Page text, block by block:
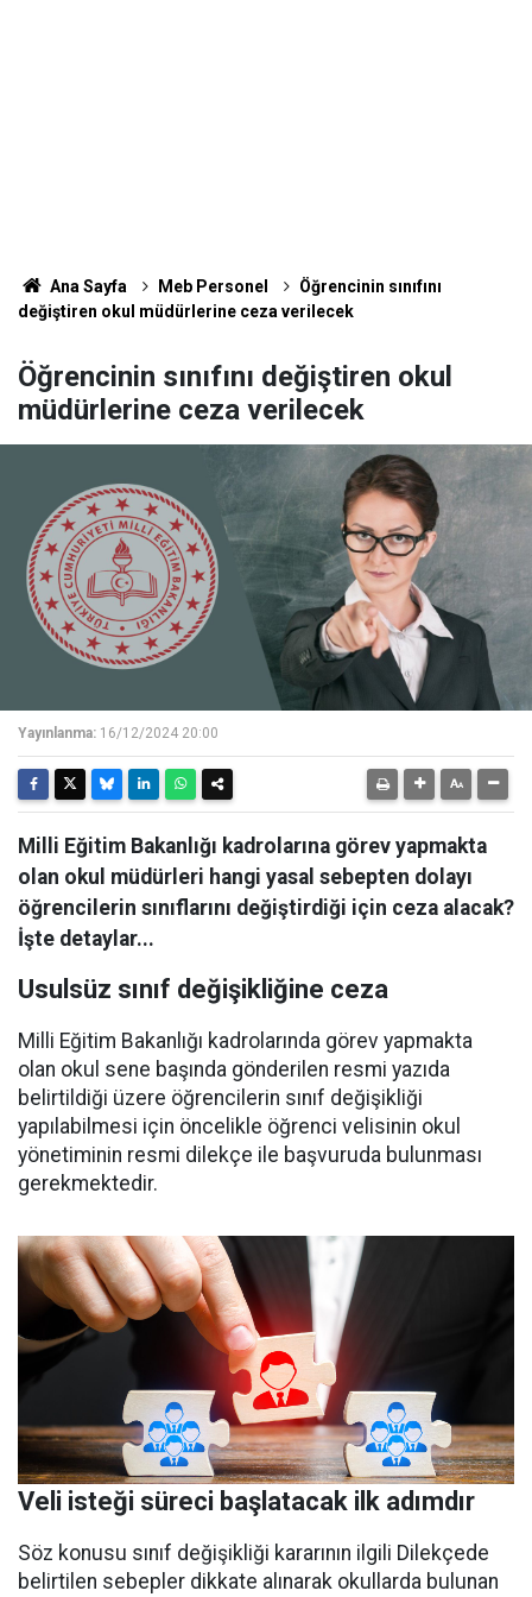
Ana Sayfa Meb Personel
Öğrencinin sınıfını
değiştiren okul müdürlerine ceza verilecek
Öğrencinin sınıfını değiştiren okul
müdürlerine ceza verilecek
Yayınlanma: 16/12/2024 20:00
Milli Eğitim Bakanlığı kadrolarına görev yapmakta
olan okul müdürleri hangi yasal sebepten dolayı
öğrencilerin sınıflarını değiştirdiği için ceza alacak?
İşte detaylar...
Usulsüz sınıf değişikliğine ceza
Milli Eğitim Bakanlığı kadrolarında görev yapmakta
olan okul sene başında gönderilen resmi yazıda
belirtildiği üzere öğrencilerin sınıf değişikliği
yapılabilmesi için öncelikle öğrenci velisinin okul
yönetiminin resmi dilekçe ile başvuruda bulunması
gerekmektedir.
Veli isteği süreci başlatacak ilk adımdır
Söz konusu sınıf değişikliği kararının ilgili Dilekçede
belirtilen sebepler dikkate alınarak okullarda bulunan